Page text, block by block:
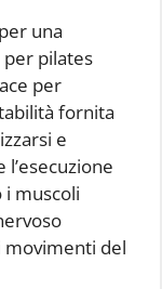
una
pilates
per
fornita
e
i muscoli
movimenti del